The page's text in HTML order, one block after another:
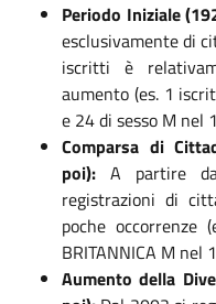
Periodo Iniziale
esclusivamente di
iscritti è
aumento (es. 1
e 24 di sesso M nel
Comparsa di
poi): A partire
registrazioni di
poche occorrenze
BRITANNICA M nel
Aumento della